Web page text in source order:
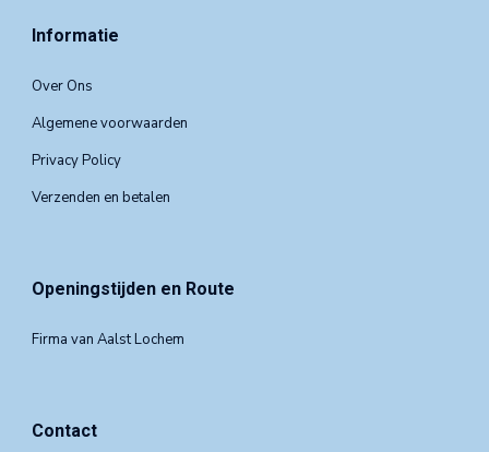
Informatie
Over Ons
Algemene voorwaarden
Privacy Policy
Verzenden en betalen
Openingstijden en Route
Firma van Aalst Lochem
Contact